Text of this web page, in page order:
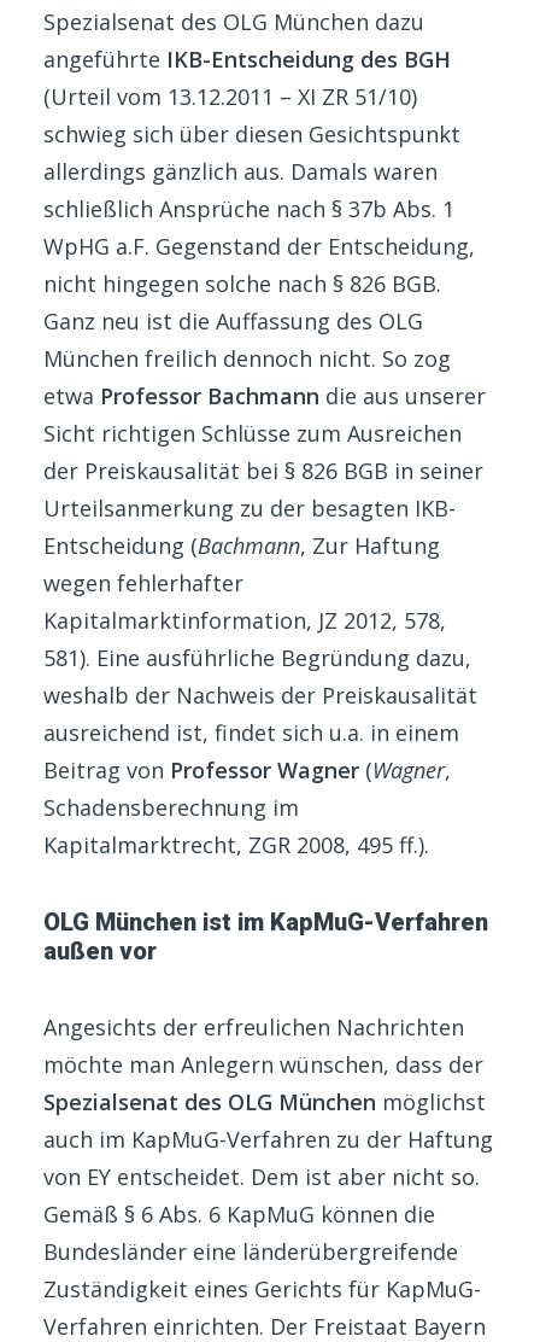
Spezialsenat des OLG München dazu
angeführte IKB-Entscheidung des BGH
(Urteil vom 13.12.2011 – XI ZR 51/10)
schwieg sich über diesen Gesichtspunkt
allerdings gänzlich aus. Damals waren
schließlich Ansprüche nach § 37b Abs. 1
WpHG a.F. Gegenstand der Entscheidung,
nicht hingegen solche nach § 826 BGB.
Ganz neu ist die Auffassung des OLG
München freilich dennoch nicht. So zog
etwa Professor Bachmann die aus unserer
Sicht richtigen Schlüsse zum Ausreichen
der Preiskausalität bei § 826 BGB in seiner
Urteilsanmerkung zu der besagten IKB-
Entscheidung (Bachmann, Zur Haftung
wegen fehlerhafter
Kapitalmarktinformation, JZ 2012, 578,
581). Eine ausführliche Begründung dazu,
weshalb der Nachweis der Preiskausalität
ausreichend ist, findet sich u.a. in einem
Beitrag von Professor Wagner (Wagner,
Schadensberechnung im
Kapitalmarktrecht, ZGR 2008, 495 ff.).
OLG München ist im KapMuG-Verfahren
außen vor
Angesichts der erfreulichen Nachrichten
möchte man Anlegern wünschen, dass der
Spezialsenat des OLG München möglichst
auch im KapMuG-Verfahren zu der Haftung
von EY entscheidet. Dem ist aber nicht so.
Gemäß § 6 Abs. 6 KapMuG können die
Bundesländer eine länderübergreifende
Zuständigkeit eines Gerichts für KapMuG-
Verfahren einrichten. Der Freistaat Bayern